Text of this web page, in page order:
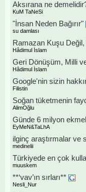
Aksırana ne
KuM TaNeSi
"İnsan Neden Bağırır"
su damlası
Ramazan Kuşu
Hâdimul İslam
Geri Dönüşüm, Milli
Hâdimul İslam
Google'nin sizin
Filistin
Soğan tüketmenin
AlimOğlu
Günde 6 milyon
EyMeN&TaLhA
ilginç araştırmalar ve
medinelii
Türkiyede en çok
muuskem
**‘vav’ın sırları**
Nesli_Nur